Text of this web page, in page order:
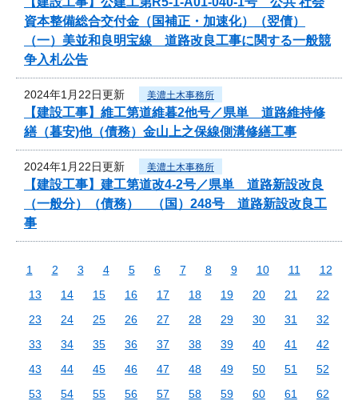
資本整備総合交付金（国補正・加速化）（翌債）
（一）美並和良明宝線 道路改良工事に関する一般競
争入札公告
2024年1月22日更新 美濃土木事務所
【建設工事】維工第道維暮2他号／県単 道路維持修
繕（暮安)他（債務）金山上之保線側溝修繕工事
2024年1月22日更新 美濃土木事務所
【建設工事】建工第道改4-2号／県単 道路新設改良
（一般分）（債務） （国）248号 道路新設改良工
事
1 2 3 4 5 6 7 8 9 10 11
12
13
14 15 16 17 18 19 20 21
22
23
24 25 26 27 28 29 30 31
32
33
34 35 36 37 38 39 40 41
42
43
44 45 46 47 48 49 50 51
52
53
54 55 56 57 58 59 60 61
62